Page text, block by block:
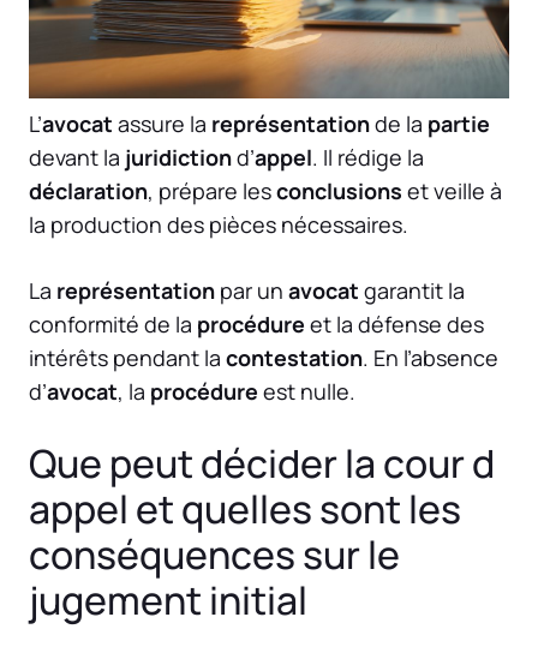
L’avocat assure la représentationde la partie
devant la juridictiond’appel. Il rédige la
déclaration, prépare lesconclusions et veille à
la production des pièces nécessaires.
La représentation par un avocat garantit la
conformité de la procédure et la défense des
intérêts pendant la contestation. En l’absence
d’avocat, la procédure est nulle.
Que peut décider la cour d
appel et quelles sont les
conséquences sur le
jugement initial